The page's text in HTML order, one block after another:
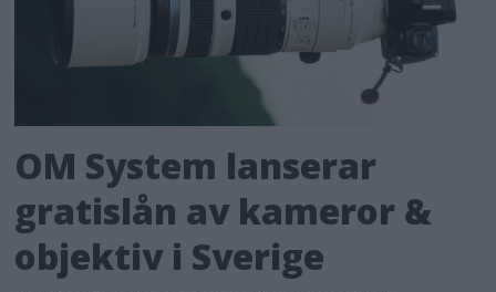
OM System lanserar
gratislån av kameror &
objektiv i Sverige